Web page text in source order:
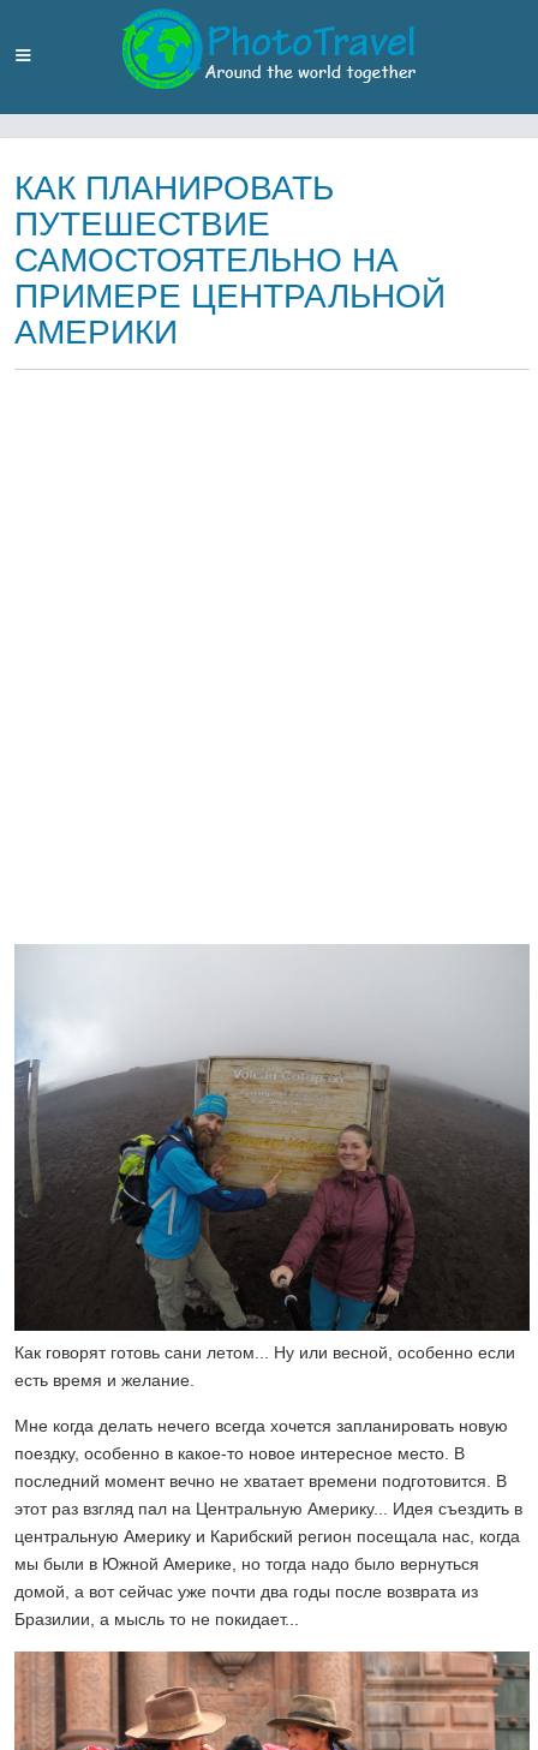
КАК ПЛАНИРОВАТЬ
ПУТЕШЕСТВИЕ
САМОСТОЯТЕЛЬНО НА
ПРИМЕРЕ ЦЕНТРАЛЬНОЙ
АМЕРИКИ
Как говорят готовь сани летом... Ну или весной, особенно если
есть время и желание.
Мне когда делать нечего всегда хочется запланировать новую
поездку, особенно в какое-то новое интересное место. В
последний момент вечно не хватает времени подготовится. В
этот раз взгляд пал на Центральную Америку... Идея съездить в
центральную Америку и Карибский регион посещала нас, когда
мы были в Южной Америке, но тогда надо было вернуться
домой, а вот сейчас уже почти два годы после возврата из
Бразилии, а мысль то не покидает...